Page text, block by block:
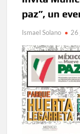
Amplía Biblioteca
paz”, un
Ismael Solano 26